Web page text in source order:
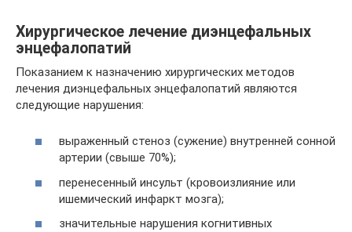
Хирургическое лечение диэнцефальных
энцефалопатий
Показанием к назначению хирургических методов
лечения диэнцефальных энцефалопатий являются
следующие нарушения:
выраженный стеноз (сужение) внутренней сонной
артерии (свыше 70%);
перенесенный инсульт (кровоизлияние или
ишемический инфаркт мозга);
значительные нарушения когнитивных